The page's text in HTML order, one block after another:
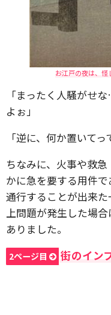
お江戸の夜は、怪
「まったく人騒がせ
よぉ」
「逆に、何か置いて
ちなみに、火事や救
かに急を要する用件
通行することが出来
上問題が発生した場
ありました。
2ページ目 街のイン